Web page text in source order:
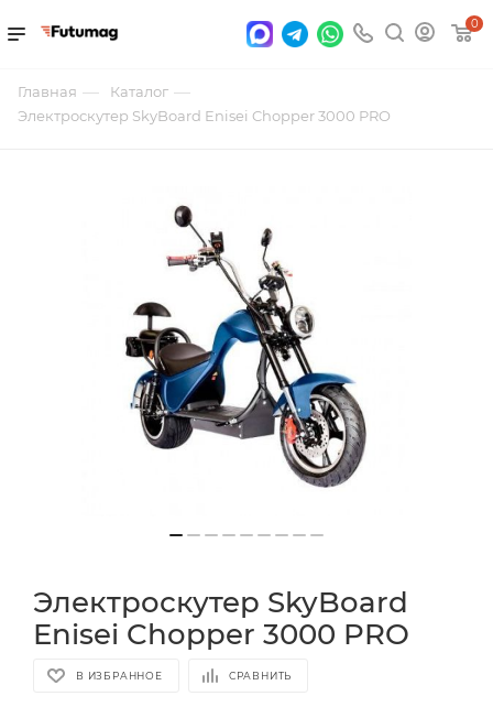
0
Главная — Каталог —
Электроскутер SkyBoard Enisei Chopper 3000 PRO
Электроскутер SkyBoard
Enisei Chopper 3000 PRO
В ИЗБРАННОЕ СРАВНИТЬ